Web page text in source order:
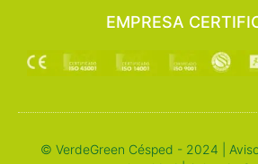
EMPRESA
© VerdeGreen Césped - 2024 |